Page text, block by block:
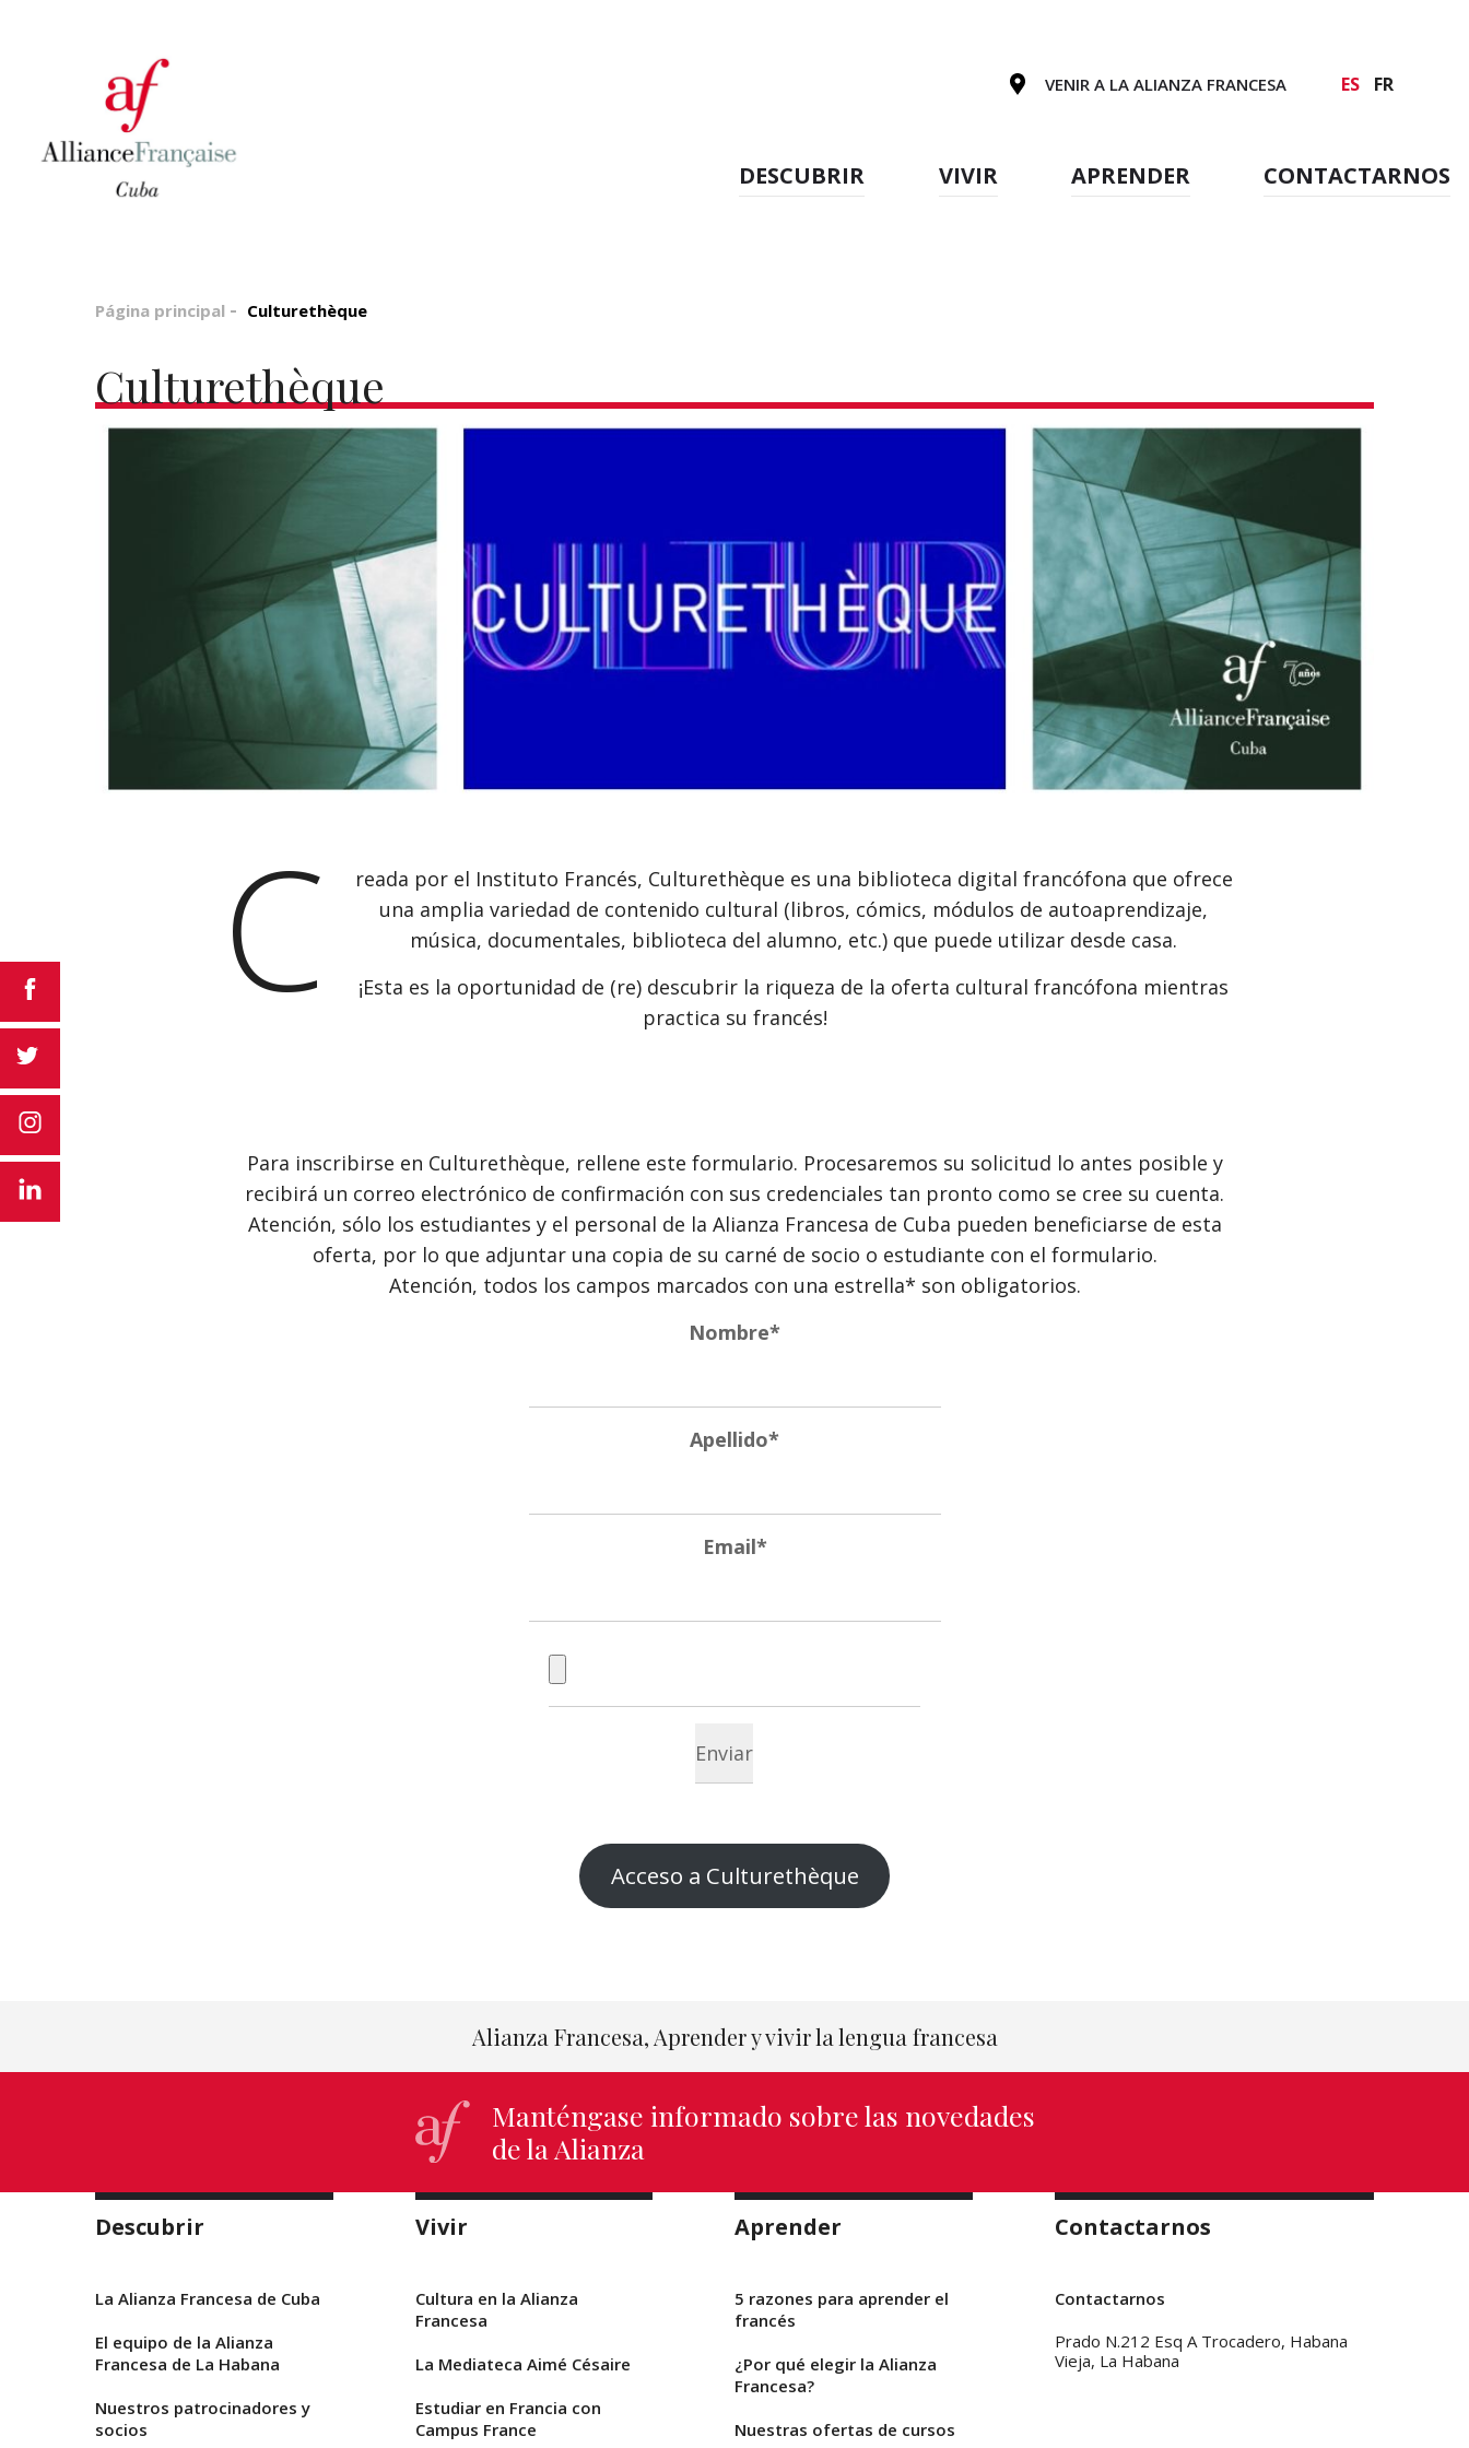
VENIR A LA ALIANZA FRANCESA ES FR
DESCUBRIR VIVIR APRENDER CONTACTARNOS
Página principal Culturethèque
Culturethèque
C
reada por el Instituto Francés, Culturethèque es una biblioteca digital francófona que ofrece
una amplia variedad de contenido cultural (libros, cómics, módulos de autoaprendizaje,
música, documentales, biblioteca del alumno, etc.) que puede utilizar desde casa.
¡Esta es la oportunidad de (re) descubrir la riqueza de la oferta cultural francófona mientras
practica su francés!
Para inscribirse en Culturethèque, rellene este formulario. Procesaremos su solicitud lo antes posible y
recibirá un correo electrónico de confirmación con sus credenciales tan pronto como se cree su cuenta.
Atención, sólo los estudiantes y el personal de la Alianza Francesa de Cuba pueden beneficiarse de esta
oferta, por lo que adjuntar una copia de su carné de socio o estudiante con el formulario.
Atención, todos los campos marcados con una estrella* son obligatorios.
Nombre*
Apellido*
Email*
Acceso a Culturethèque
Alianza Francesa, Aprender y vivir la lengua francesa
Manténgase informado sobre las novedades
de la Alianza
Descubrir
La Alianza Francesa de Cuba
El equipo de la Alianza
Francesa de La Habana
Nuestros patrocinadores y
socios
Vivir
Cultura en la Alianza
Francesa
La Mediateca Aimé Césaire
Estudiar en Francia con
Campus France
Aprender
5 razones para aprender el
francés
¿Por qué elegir la Alianza
Francesa?
Nuestras ofertas de cursos
Contactarnos
Contactarnos
Prado N.212 Esq A Trocadero, Habana
Vieja, La Habana